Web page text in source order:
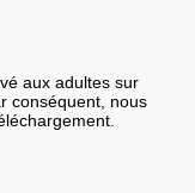
aux adultes sur
conséquent, nous